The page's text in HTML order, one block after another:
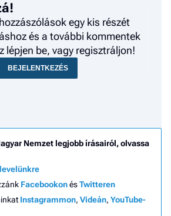
egy kis részét
és a további kommentek
lépjen be, vagy regisztráljon!
BEJELENTKEZÉS
Nemzet legjobb írásairól, olvassa
FacebookonésTwitteren
Instagrammon, Videán, YouTube-